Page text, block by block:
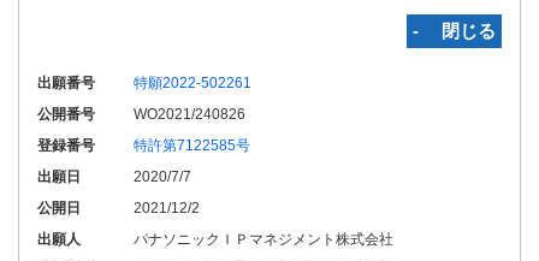
‐ 閉じる
出願番号
特願2022-502261
公開番号
WO2021/240826
登録番号
特許第7122585号
出願日
2020/7/7
公開日
2021/12/2
出願人
パナソニックＩＰマネジメント株式会社